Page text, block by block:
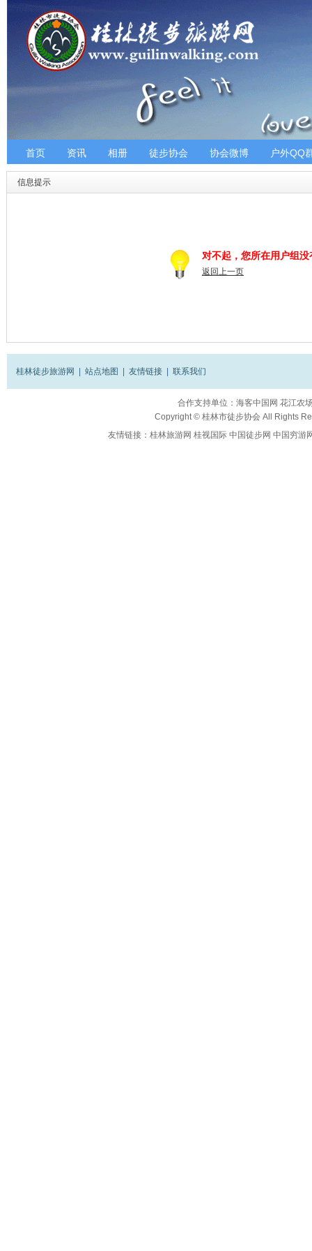
首页 资讯 相册 徒步协会 协会微博 户外QQ
信息提示
对不起，您所在用户组
返回上一页
桂林徒步旅游网 站点地图 友情链接 联系我们
合作支持单位： 海客中国网 花江农
Copyright © 桂林市徒步协会All Rights
友情链接： 桂林旅游网 桂视国际 中国徒步网 中国穷游